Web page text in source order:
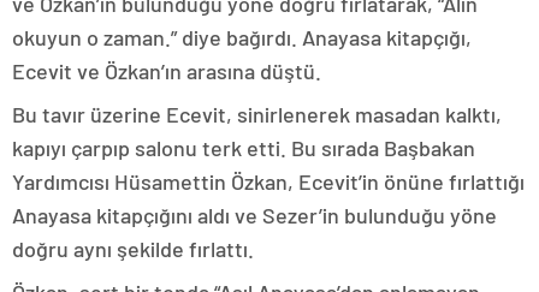
okuyun o zaman.” diye bağırdı. Anayasa kitapçığı,
Ecevit ve Özkan’ın arasına düştü.
Bu tavır üzerine Ecevit, sinirlenerek masadan kalktı,
kapıyı çarpıp salonu terk etti. Bu sırada Başbakan
Yardımcısı Hüsamettin Özkan, Ecevit’in önüne fırlattığı
Anayasa kitapçığını aldı ve Sezer’in bulunduğu yöne
doğru aynı şekilde fırlattı.